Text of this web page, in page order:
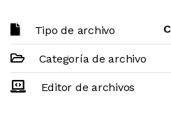
Tipo de archivo
Categoría de archivo
Editor de archivos